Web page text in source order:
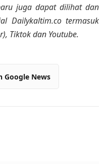
juga dapat dilihat dan
Dailykaltim.co termasuk
Tiktok dan Youtube.
Google News